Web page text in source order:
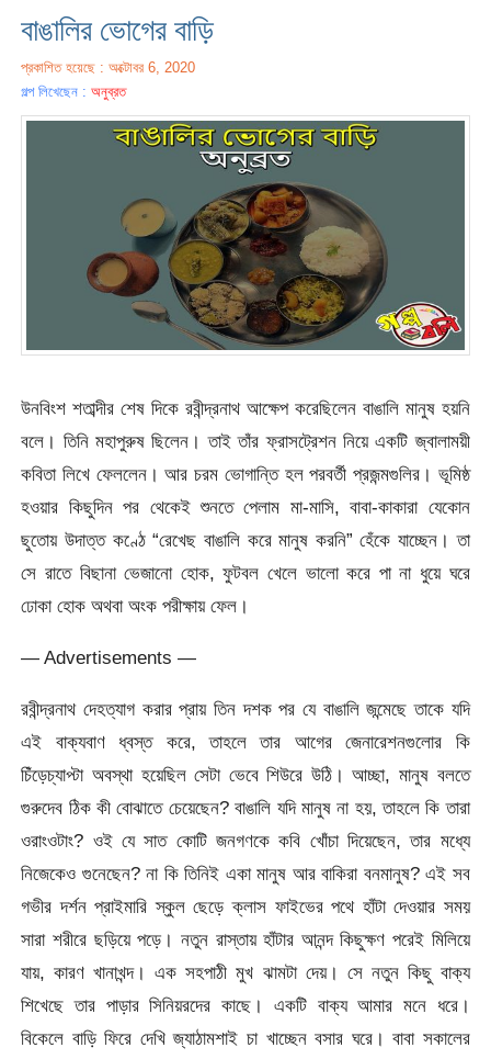
বাঙালির ভোগের বাড়ি
প্রকাশিত হয়েছে : অক্টোবর 6, 2020
গল্প লিখেছেন :অনুব্রত
উনবিংশ শতাব্দীর শেষ দিকে রবীন্দ্রনাথ আক্ষেপ করেছিলেন বাঙালি মানুষ হয়নি
বলে। তিনি মহাপুরুষ ছিলেন। তাই তাঁর ফ্রাসট্রেশন নিয়ে একটি জ্বালাময়ী
কবিতা লিখে ফেললেন। আর চরম ভোগান্তি হল পরবর্তী প্রজন্মগুলির। ভূমিষ্ঠ
হওয়ার কিছুদিন পর থেকেই শুনতে পেলাম মা-মাসি, বাবা-কাকারা যেকোন
ছুতোয় উদাত্ত কণ্ঠে “রেখেছ বাঙালি করে মানুষ করনি” হেঁকে যাচ্ছেন। তা
সে রাতে বিছানা ভেজানো হোক, ফুটবল খেলে ভালো করে পা না ধুয়ে ঘরে
ঢোকা হোক অথবা অংক পরীক্ষায় ফেল।
— Advertisements —
রবীন্দ্রনাথ দেহত্যাগ করার প্রায় তিন দশক পর যে বাঙালি জন্মেছে তাকে যদি
এই বাক্যবাণ ধ্বস্ত করে, তাহলে তার আগের জেনারেশনগুলোর কি
চিঁড়েচ্যাপ্টা অবস্থা হয়েছিল সেটা ভেবে শিউরে উঠি। আচ্ছা, মানুষ বলতে
গুরুদেব ঠিক কী বোঝাতে চেয়েছেন? বাঙালি যদি মানুষ না হয়, তাহলে কি তারা
ওরাংওটাং? ওই যে সাত কোটি জনগণকে কবি খোঁচা দিয়েছেন, তার মধ্যে
নিজেকেও গুনেছেন? না কি তিনিই একা মানুষ আর বাকিরা বনমানুষ? এই সব
গভীর দর্শন প্রাইমারি স্কুল ছেড়ে ক্লাস ফাইভের পথে হাঁটা দেওয়ার সময়
সারা শরীরে ছড়িয়ে পড়ে। নতুন রাস্তায় হাঁটার আনন্দ কিছুক্ষণ পরেই মিলিয়ে
যায়, কারণ খানাখন্দ। এক সহপাঠী মুখ ঝামটা দেয়। সে নতুন কিছু বাক্য
শিখেছে তার পাড়ার সিনিয়রদের কাছে। একটি বাক্য আমার মনে ধরে।
বিকেলে বাড়ি ফিরে দেখি জ্যাঠামশাই চা খাচ্ছেন বসার ঘরে। বাবা সকালের